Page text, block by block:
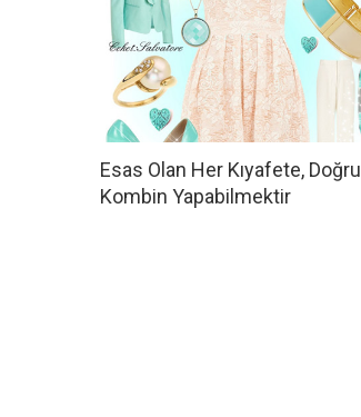
Esas Olan Her Kıyafete, Doğru
Kombin Yapabilmektir